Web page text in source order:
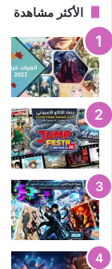
الأكثر مشاهدة